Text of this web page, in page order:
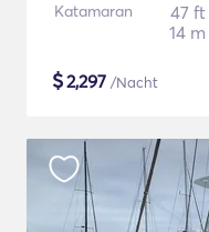
Katamaran
47 ft
14 m
$2,297 /Nacht